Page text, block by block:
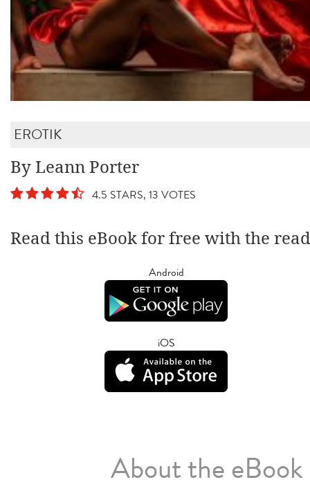
EROTIK
By Leann Porter
4.5 STARS, 13 VOTES
Read this eBook for free with the
Android
iOS
About the eBook